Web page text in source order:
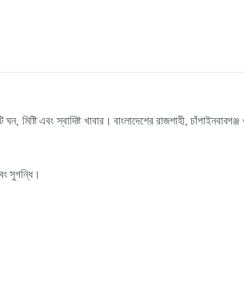
মিষ্টি এবং স্বাদিষ্ট খাবার। বাংলাদেশের রাজশাহী,
সুগন্ধি।